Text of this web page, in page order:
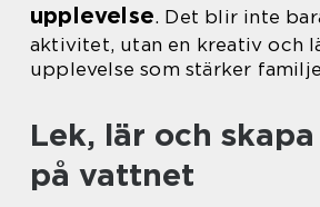
upplevelse. Det blir inte
aktivitet, utan en kreativ och
upplevelse som stärker
Lek, lär och
på vattnet